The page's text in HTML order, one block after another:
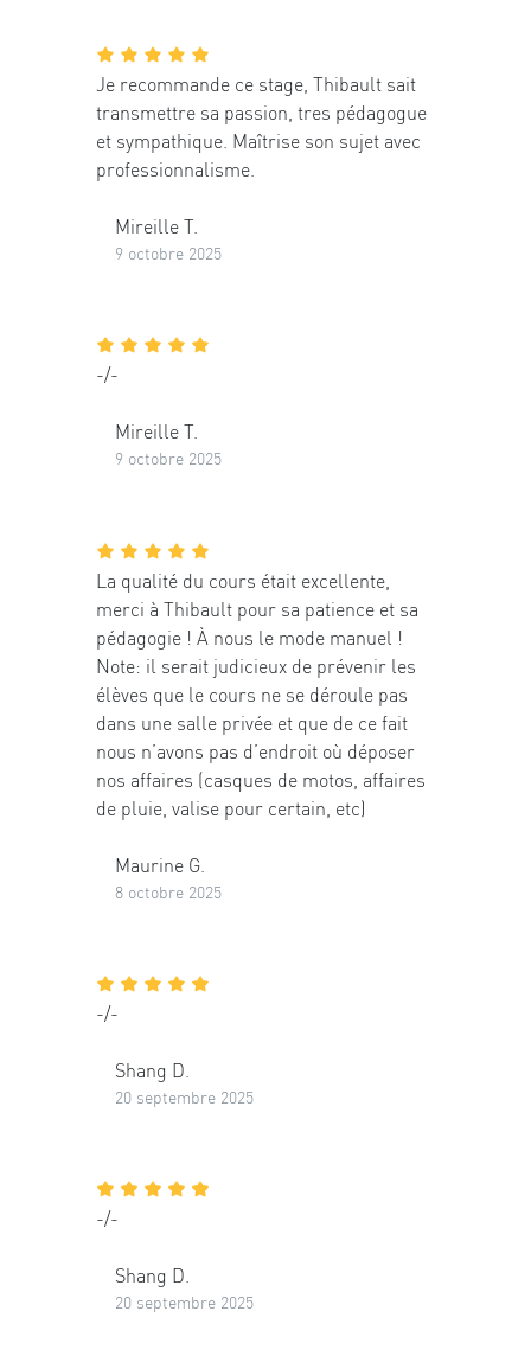
Je recommande ce stage, Thibault sait
transmettre sa passion, tres pédagogue
et sympathique. Maîtrise son sujet avec
professionnalisme.
Mireille T.
9 octobre 2025
-/-
Mireille T.
9 octobre 2025
La qualité du cours était excellente,
merci à Thibault pour sa patience et sa
pédagogie ! À nous le mode manuel !
Note: il serait judicieux de prévenir les
élèves que le cours ne se déroule pas
dans une salle privée et que de ce fait
nous n’avons pas d’endroit où déposer
nos affaires (casques de motos, affaires
de pluie, valise pour certain, etc)
Maurine G.
8 octobre 2025
-/-
Shang D.
20 septembre 2025
-/-
Shang D.
20 septembre 2025